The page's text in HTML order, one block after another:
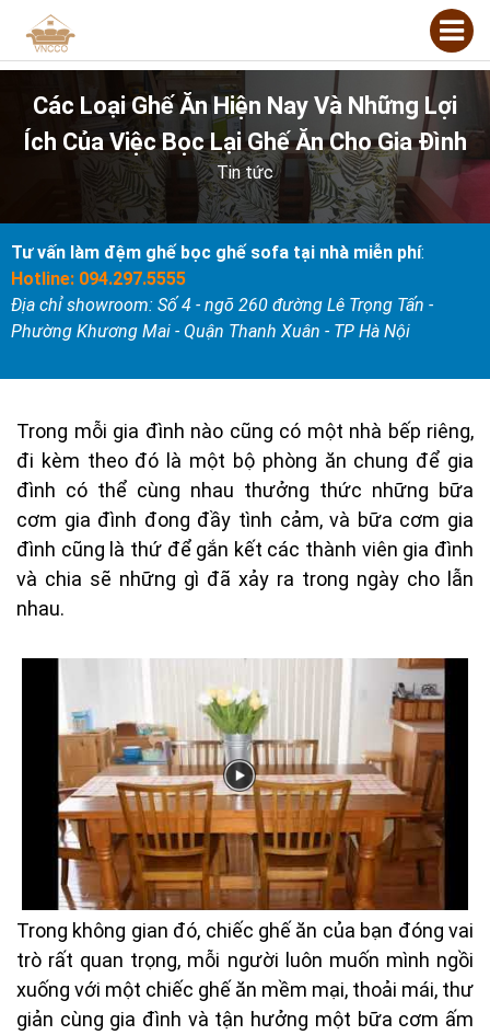
Các Loại Ghế Ăn Hiện Nay Và Những Lợi
Ích Của Việc Bọc Lại Ghế Ăn Cho Gia Đình
Tin tức
Tư vấn làm đệm ghế bọc ghế sofa tại nhà miễn phí:
Hotline: 094.297.5555
Địa chỉ showroom: Số 4 - ngõ 260 đường Lê Trọng Tấn -
Phường Khương Mai - Quận Thanh Xuân - TP Hà Nội
Trong mỗi gia đình nào cũng có một nhà bếp riêng,
đi kèm theo đó là một bộ phòng ăn chung để gia
đình có thể cùng nhau thưởng thức những bữa
cơm gia đình đong đầy tình cảm, và bữa cơm gia
đình cũng là thứ để gắn kết các thành viên gia đình
và chia sẽ những gì đã xảy ra trong ngày cho lẫn
nhau.
Trong không gian đó, chiếc ghế ăn của bạn đóng vai
trò rất quan trọng, mỗi người luôn muốn mình ngồi
xuống với một chiếc ghế ăn mềm mại, thoải mái, thư
giản cùng gia đình và tận hưởng một bữa cơm ấm